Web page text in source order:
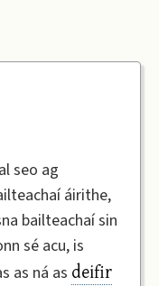
seo ag
áirithe,
bailteachaí sin
sé acu, is
as ná as deifir